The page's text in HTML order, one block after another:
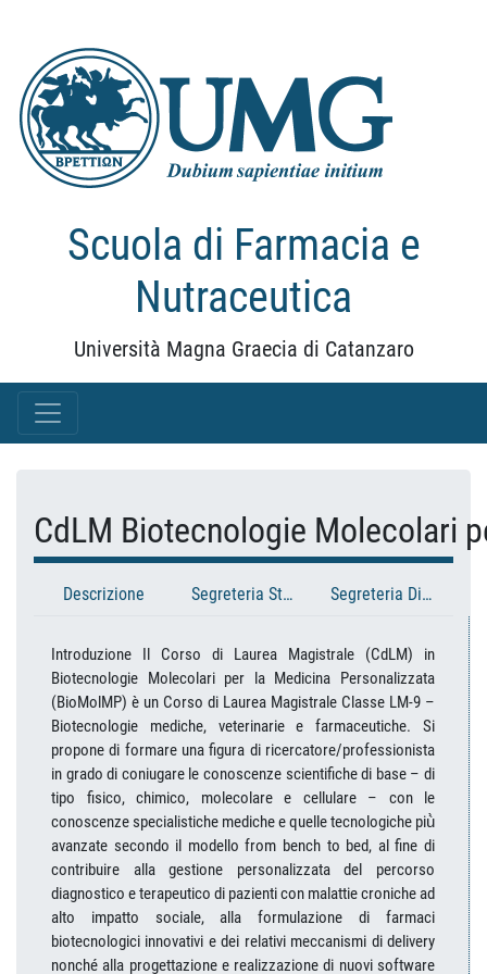
Scuola di Farmacia e
Nutraceutica
Università Magna Graecia di Catanzaro
CdLM Biotecnologie Molecolari
Descrizione Segreteria Studenti Segreteria Didattica
Introduzione Il Corso di Laurea Magistrale (CdLM) in
Biotecnologie Molecolari per la Medicina Personalizzata
(BioMolMP) è un Corso di Laurea Magistrale Classe LM-9 –
Biotecnologie mediche, veterinarie e farmaceutiche. Si
propone di formare una figura di ricercatore/professionista
in grado di coniugare le conoscenze scientifiche di base – di
tipo fisico, chimico, molecolare e cellulare – con le
conoscenze specialistiche mediche e quelle tecnologiche più̀
avanzate secondo il modello from bench to bed, al fine di
contribuire alla gestione personalizzata del percorso
diagnostico e terapeutico di pazienti con malattie croniche ad
alto impatto sociale, alla formulazione di farmaci
biotecnologici innovativi e dei relativi meccanismi di delivery
nonché alla progettazione e realizzazione di nuovi software